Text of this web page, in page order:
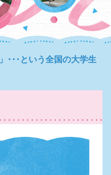
･･･という全国の大学生